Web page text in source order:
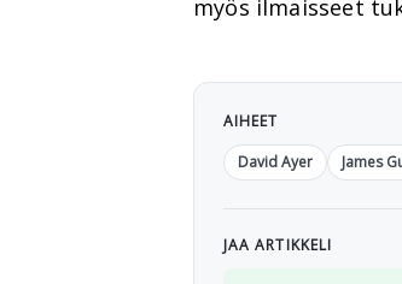
myös ilmaisseet
AIHEET
David Ayer
James
JAA ARTIKKELI